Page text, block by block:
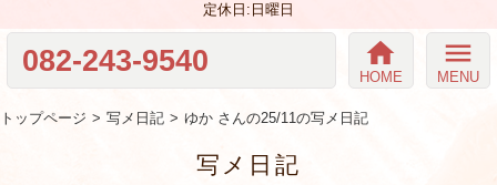
定休日:日曜日
082-243-9540 home
HOME
menu
MENU
トップページ 写メ日記 ゆか さんの25/11の写メ日記
写メ日記